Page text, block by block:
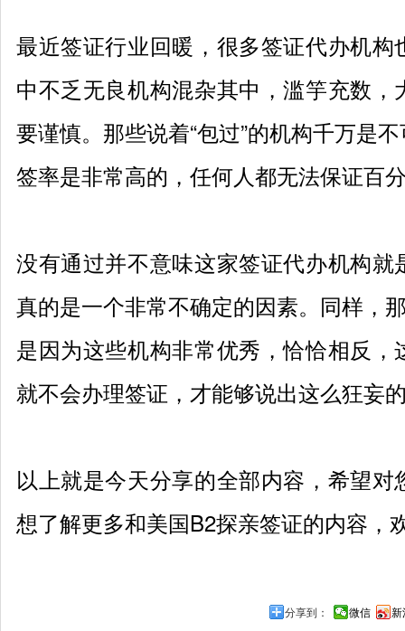
最近签证行业回暖，很多签证代办机
中不乏无良机构混杂其中，滥竽充数
要谨慎。那些说着“包过”的机构千万是
签率是非常高的，任何人都无法保证百
没有通过并不意味这家签证代办机构
真的是一个非常不确定的因素。同样，
是因为这些机构非常优秀，恰恰相反
就不会办理签证，才能够说出这么狂妄
以上就是今天分享的全部内容，希望
想了解更多和美国B2探亲签证的内容，
分享到： 微信 新